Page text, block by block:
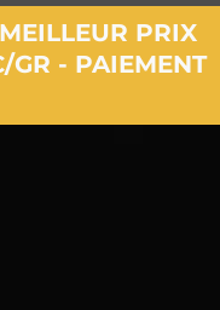
PRIX
GR - PAIEMENT